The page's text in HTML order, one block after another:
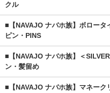
クル
■【NAVAJO ナバホ族】ボロータ
ピン・PINS
■【NAVAJO ナバホ族】＜
ン・髪留め
■【NAVAJO ナバホ族】マネーク